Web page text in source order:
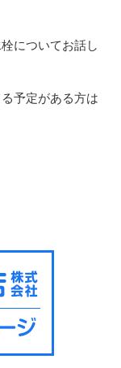
についてお話し
予定がある方は